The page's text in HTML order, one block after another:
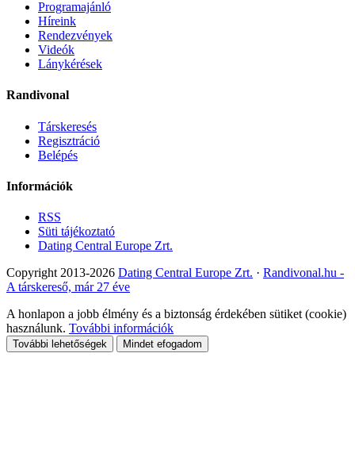
Programajánló
Híreink
Rendezvények
Videók
Lánykérések
Randivonal
Társkeresés
Regisztráció
Belépés
Információk
RSS
Süti tájékoztató
Dating Central Europe Zrt.
Copyright 2013-2026 Dating Central Europe Zrt. · Randivonal.hu -
A társkereső, már 27 éve
A honlapon a jobb élmény és a biztonság érdekében sütiket (cookie)
használunk. További információk
További lehetőségek Mindet efogadom